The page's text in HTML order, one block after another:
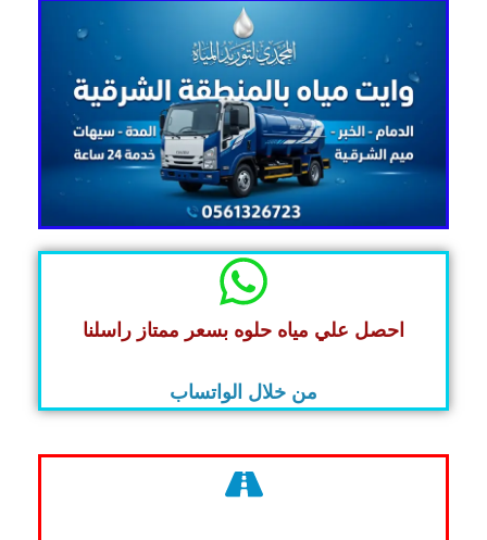
احصل علي مياه حلوه بسعر ممتاز راسلنا
من خلال الواتساب